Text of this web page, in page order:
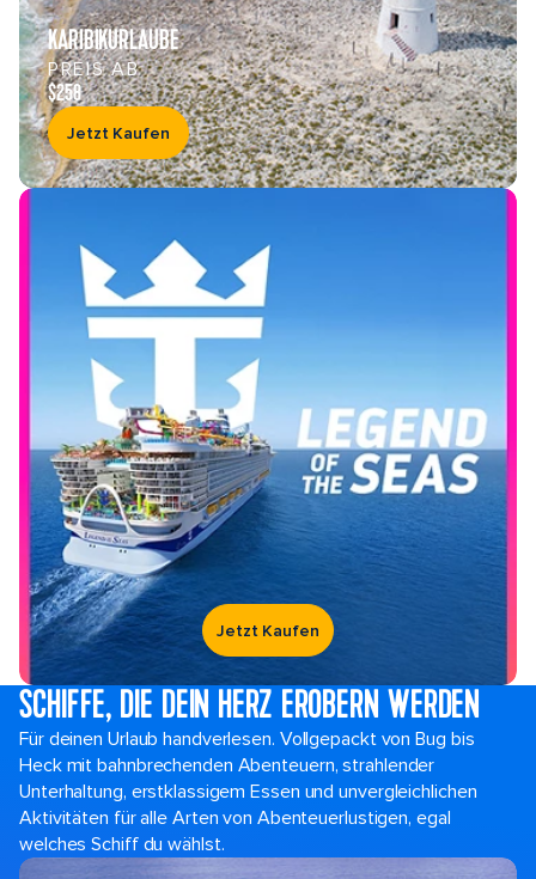
KARIBIKURLAUBE
PREIS AB
$258
Jetzt Kaufen
Jetzt Kaufen
SCHIFFE, DIE DEIN HERZ EROBERN WERDEN
Für deinen Urlaub handverlesen. Vollgepackt von Bug bis
Heck mit bahnbrechenden Abenteuern, strahlender
Unterhaltung, erstklassigem Essen und unvergleichlichen
Aktivitäten für alle Arten von Abenteuerlustigen, egal
welches Schiff du wählst.